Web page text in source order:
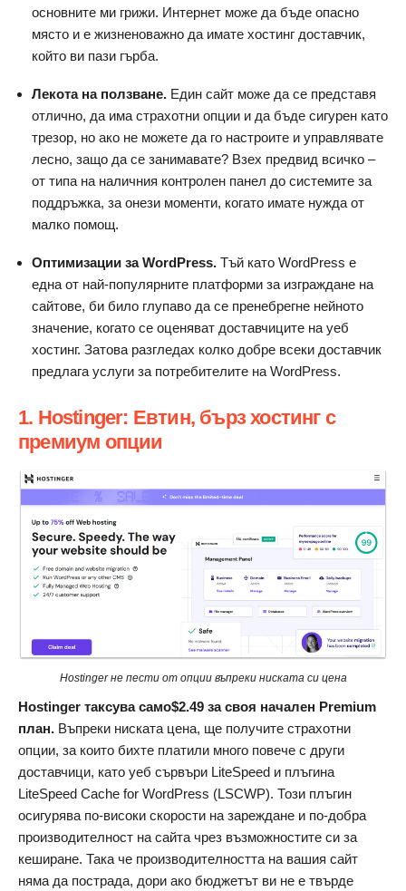
основните ми грижи. Интернет може да бъде опасно
място и е жизненоважно да имате хостинг доставчик,
който ви пази гърба.
Лекота на ползване. Един сайт може да се представя
отлично, да има страхотни опции и да бъде сигурен като
трезор, но ако не можете да го настроите и управлявате
лесно, защо да се занимавате? Взех предвид всичко –
от типа на наличния контролен панел до системите за
поддръжка, за онези моменти, когато имате нужда от
малко помощ.
Оптимизации за WordPress. Тъй като WordPress е
една от най-популярните платформи за изграждане на
сайтове, би било глупаво да се пренебрегне нейното
значение, когато се оценяват доставчиците на уеб
хостинг. Затова разгледах колко добре всеки доставчик
предлага услуги за потребителите на WordPress.
1. Hostinger: Евтин, бърз хостинг с
премиум опции
Hostinger не пести от опции въпреки ниската си цена
Hostinger таксува само$2.49 за своя начален Premium
план. Въпреки ниската цена, ще получите страхотни
опции, за които бихте платили много повече с други
доставчици, като уеб сървъри LiteSpeed ​​и плъгина
LiteSpeed ​​Cache for WordPress (LSCWP). Този плъгин
осигурява по-високи скорости на зареждане и по-добра
производителност на сайта чрез възможностите си за
кеширане. Така че производителността на вашия сайт
няма да пострада, дори ако бюджетът ви не е твърде